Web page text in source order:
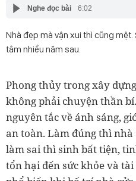
Nghe đọc bài 6:02
Nhà đẹp mà vận xui thì cũng
tâm nhiều năm sau.
Phong thủy trong xây
không phải chuyện thần
nguyên tắc về ánh sáng,
an toàn. Làm đúng thì
làm sai thì sinh bất tiện,
tổn hại đến sức khỏe và